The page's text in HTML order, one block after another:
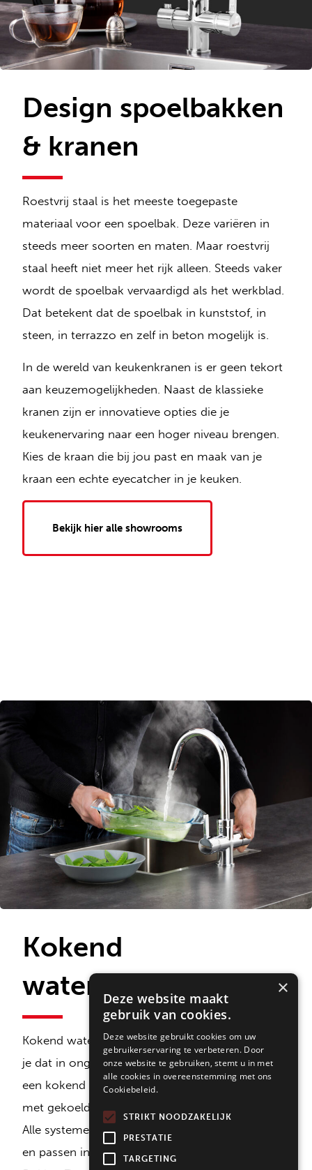
Design spoelbakken
& kranen
Roestvrij staal is het meeste toegepaste
materiaal voor een spoelbak. Deze variëren in
steeds meer soorten en maten. Maar roestvrij
staal heeft niet meer het rijk alleen. Steeds vaker
wordt de spoelbak vervaardigd als het werkblad.
Dat betekent dat de spoelbak in kunststof, in
steen, in terrazzo en zelf in beton mogelijk is.
In de wereld van keukenkranen is er geen tekort
aan keuzemogelijkheden. Naast de klassieke
kranen zijn er innovatieve opties die je
keukenervaring naar een hoger niveau brengen.
Kies de kraan die bij jou past en maak van je
kraan een echte eyecatcher in je keuken.
Bekijk hier alle showrooms
Kokend
waterkranen
Kokend waterkranen zijn helemaal van nu! Wist
je dat in ongeveer een op vier nieuwe keukens
een kokend waterkraan of multifunctionele kraan
met gekoeld en bruisend water wordt geplaatst?
Alle systemen van Selzius zijn van goede kwaliteit
en passen in elke keuken. Het merk Selsiuz van
×
Deze website maakt
gebruik van cookies.
Deze website gebruikt cookies om uw
gebruikerservaring te verbeteren. Door
onze website te gebruiken, stemt u in met
alle cookies in overeenstemming met ons
Cookiebeleid.
STRIKT NOODZAKELIJK
PRESTATIE
TARGETING